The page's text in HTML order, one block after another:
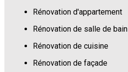
Rénovation d'appartement
Rénovation de salle de bain
Rénovation de cuisine
Rénovation de façade